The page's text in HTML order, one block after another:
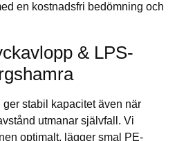
en kostnadsfri bedömning och
& LPS-
ger stabil kapacitet även när
utmanar självfall. Vi
optimalt, lägger smal PE-